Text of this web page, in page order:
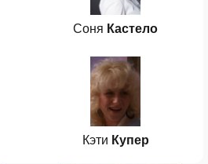
Соня Кастело
Кэти Купер